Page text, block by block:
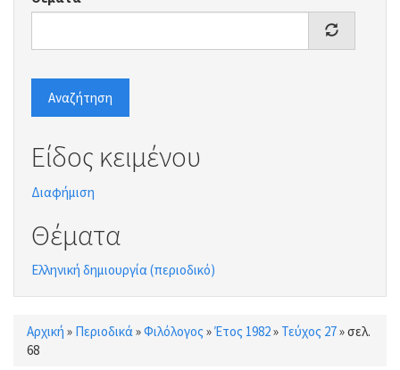
Αναζήτηση
Είδος κειμένου
Διαφήμιση
Θέματα
Ελληνική δημιουργία (περιοδικό)
Είστε εδώ
Αρχική » Περιοδικά»Φιλόλογος »Έτος 1982» Τεύχος 27»σελ.
68